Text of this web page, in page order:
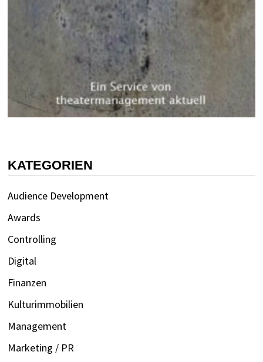
KATEGORIEN
Audience Development
Awards
Controlling
Digital
Finanzen
Kulturimmobilien
Management
Marketing / PR